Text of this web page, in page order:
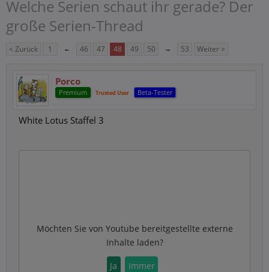
Welche Serien schaut ihr gerade? Der
große Serien-Thread
< Zurück 1 ← 46 47 48 49 50 → 53 Weiter >
Porco
Premium Trusted User Beta-Tester
White Lotus Staffel 3
Möchten Sie von Youtube bereitgestellte externe
Inhalte laden?
Ja Immer